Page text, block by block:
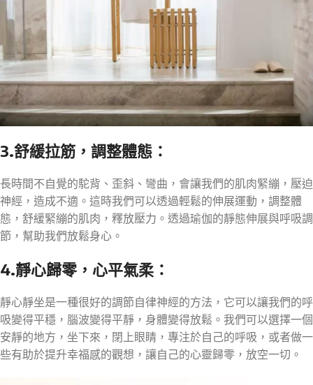
3.舒緩拉筋，調整體態：
長時間不自覺的駝背、歪斜、彎曲，會讓我們的肌肉緊繃，壓迫
神經，造成不適。這時我們可以透過輕鬆的伸展運動，調整體
態，舒緩緊繃的肌肉，釋放壓力。透過瑜伽的靜態伸展與呼吸調
節，幫助我們放鬆身心。
4.靜心歸零，心平氣柔：
靜心靜坐是一種很好的調節自律神經的方法，它可以讓我們的呼
吸變得平穩，腦波變得平靜，身體變得放鬆。我們可以選擇一個
安靜的地方，坐下來，閉上眼睛，專注於自己的呼吸，或者做一
些有助於提升幸福感的觀想，讓自己的心靈歸零，放空一切。